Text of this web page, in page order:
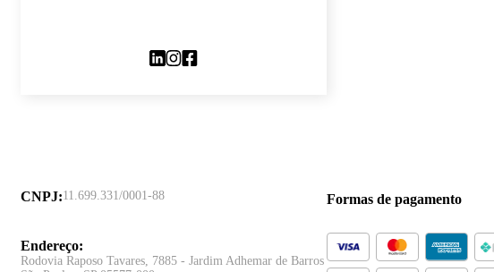
CNPJ:11.699.331/0001-88
Endereço:
Rodovia Raposo Tavares, 7885 - Jardim Adhemar de Barros
Formas de pagamento